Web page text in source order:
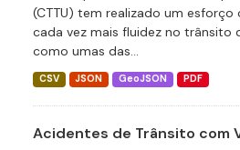
(CTTU) tem realizado um
cada vez mais fluidez no trânsito
como umas das...
CSV JSON GeoJSON PDF
Acidentes de Trânsito com